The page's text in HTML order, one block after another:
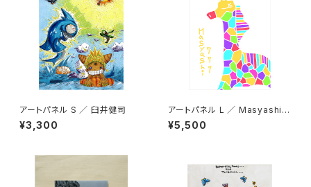
アートパネル S ／ 臼井健司
¥3,300
アートパネル L ／ Masyashi7
77
¥5,500